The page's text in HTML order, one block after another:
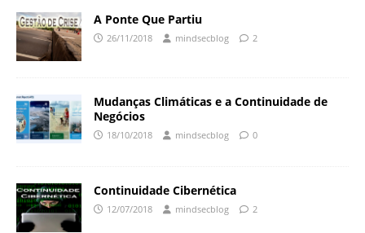
A Ponte Que Partiu
26/11/2018 mindsecblog 2
Mudanças Climáticas e a Continuidade de
Negócios
18/10/2018 mindsecblog 0
Continuidade Cibernética
12/07/2018 mindsecblog 2